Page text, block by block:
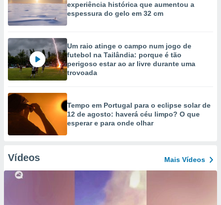
experiência histórica que aumentou a
espessura do gelo em 32 cm
Um raio atinge o campo num jogo de
futebol na Tailândia: porque é tão
perigoso estar ao ar livre durante uma
trovoada
Tempo em Portugal para o eclipse solar de
12 de agosto: haverá céu limpo? O que
esperar e para onde olhar
Vídeos Mais Vídeos